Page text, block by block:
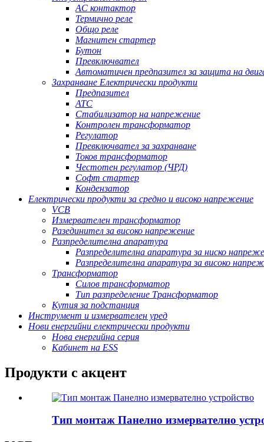
AC контактор
Термично реле
Общо реле
Магнитен стартер
Бутон
Превключвател
Автоматичен предпазител за защита на
Захранване Електрически продукти
Предпазител
АТС
Стабилизатор на напрежение
Контролен трансформатор
Регулатор
Превключвател за захранване
Токов трансформатор
Честотен регулатор (ЧРД)
Софт стартер
Кондензатор
Електрически продукти за средно и високо напрежение
VCB
Измервателен трансформатор
Разединител за високо напрежение
Разпределителна апаратура
Разпределителна апаратура за ниско
Разпределителна апаратура за високо
Трансформатор
Силов трансформатор
Тип разпределение Трансформатор
Кутия за подстанция
Инструмент и измервателен уред
Нови енергийни електрически продукти
Нова енергийна серия
Кабинет на ESS
Продукти с акцент
Тип монтаж Панелно измервателно